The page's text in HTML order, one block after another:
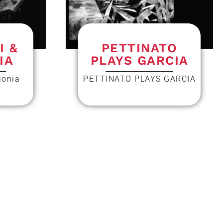
&
PETTINATO
PLAYS GARCIA
PETTINATO PLAYS GARCIA